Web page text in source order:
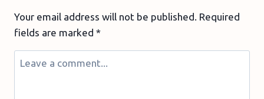
Your email address will not be published. Required
fields are marked *